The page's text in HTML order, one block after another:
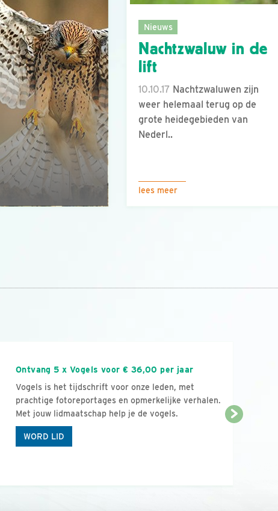
Nieuws
Nachtzwaluw in de
lift
10.10.17 Nachtzwaluwen zijn
weer helemaal terug op de
grote heidegebieden van
Nederl..
lees meer
Ontvang 5 x Vogels voor € 36,00 per jaar
Vogels is het tijdschrift voor onze leden, met
prachtige fotoreportages en opmerkelijke verhalen.
Met jouw lidmaatschap help je de vogels.
WORD LID